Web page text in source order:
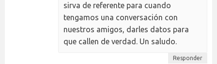
sirva de referente para cuando
tengamos una conversación con
nuestros amigos, darles datos para
que callen de verdad. Un saludo.
Responder